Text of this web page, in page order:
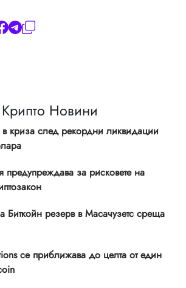
Новини
в криза след рекордни ликвидации
за рисковете на
Биткойн резерв в Масачузетс среща
се приближава до целта от един